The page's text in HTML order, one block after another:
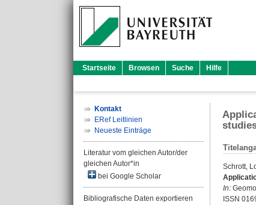
Startseite Browsen Suche Hilfe
Kontakt
ERef Leitlinien
Neueste Einträge
Literatur vom gleichen Autor/der
gleichen Autor*in
bei Google Scholar
Bibliografische Daten exportieren
Schrott,
In:
ISSN